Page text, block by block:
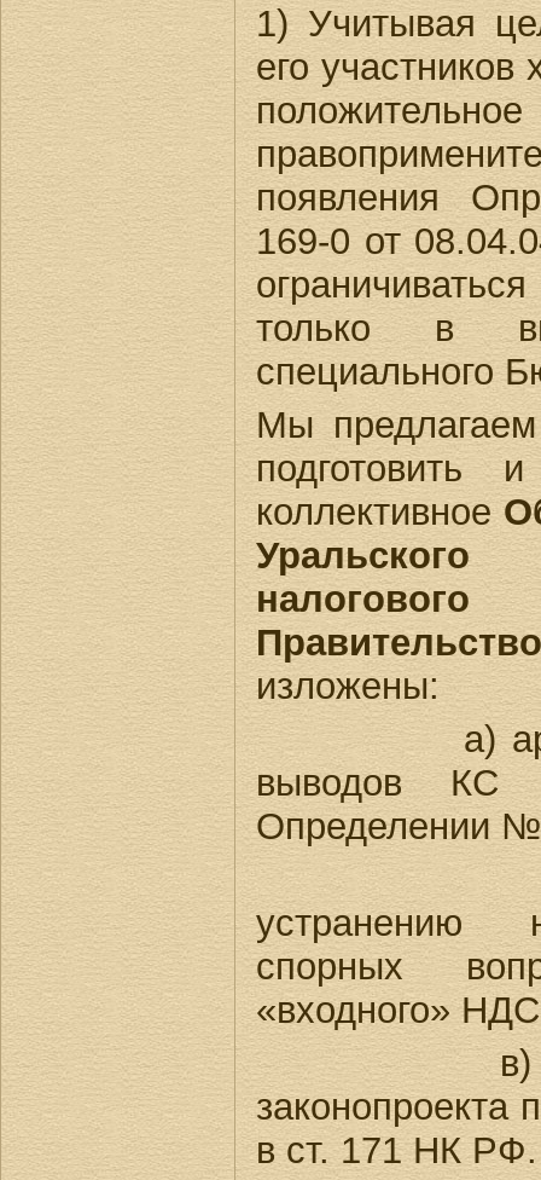
1) Учитывая
его участников
появления
169-0 от
только в
специального
Мы
подготовить
коллективное
Уральского
изложены:
а)
выводов КС
Определении
б)
устранению
спорных
«входного»
в) проект
законопроекта
в ст. 171 НК РФ.